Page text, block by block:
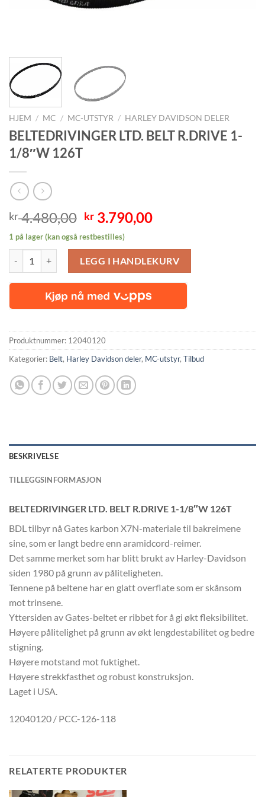
HJEM / MC / MC-UTSTYR / HARLEY DAVIDSON DELER
BELTEDRIVINGER LTD. BELT R.DRIVE 1-
1/8″W 126T
kr4.480,00 Opprinnelig
pris
var:
kr 4.480,00.
kr 3.790,00Nåværende
er:
kr 3.790,00.
1 på lager (kan også restbestilles)
LEGG I HANDLEKURV
Produktnummer: 12040120
Kategorier: Belt, Harley Davidson deler, MC-utstyr, Tilbud
BESKRIVELSE
TILLEGGSINFORMASJON
BELTEDRIVINGER LTD. BELT R.DRIVE 1-1/8″W 126T
BDL tilbyr nå Gates karbon X7N-materiale til bakreimene
sine, som er langt bedre enn aramidcord-reimer.
Det samme merket som har blitt brukt av Harley-Davidson
siden 1980 på grunn av påliteligheten.
Tennene på beltene har en glatt overflate som er skånsom
mot trinsene.
Yttersiden av Gates-beltet er ribbet for å gi økt fleksibilitet.
Høyere pålitelighet på grunn av økt lengdestabilitet og bedre
stigning.
Høyere motstand mot fuktighet.
Høyere strekkfasthet og robust konstruksjon.
Laget i USA.
12040120 / PCC-126-118
RELATERTE PRODUKTER